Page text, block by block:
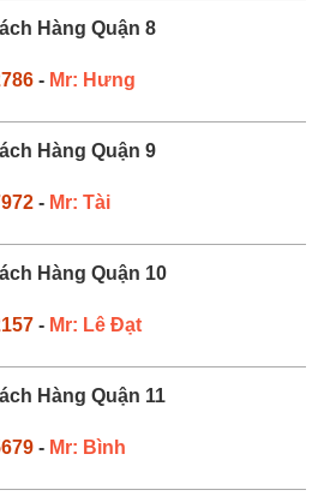
Hàng Quận 8
- Mr: Hưng
Hàng Quận 9
- Mr: Tài
Hàng Quận 10
- Mr: Lê Đạt
Hàng Quận 11
- Mr: Bình